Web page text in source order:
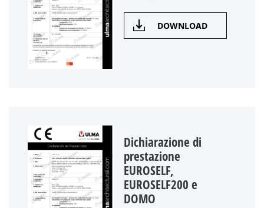
DOWNLOAD
Dichiarazione di
prestazione
EUROSELF,
EUROSELF200 e
DOMO